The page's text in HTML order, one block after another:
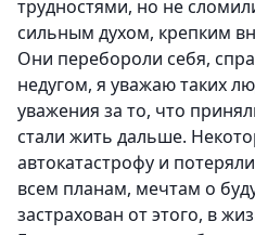
трудностями, но не
сильным духом, крепким
Они перебороли себя,
недугом, я уважаю таких
уважения за то, что
стали жить дальше.
автокатастрофу и
всем планам, мечтам о
застрахован от этого, в